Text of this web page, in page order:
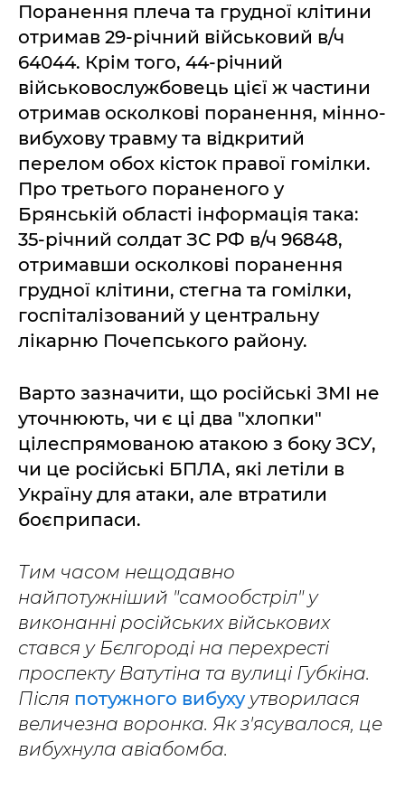
Поранення плеча та грудної клітини
отримав 29-річний військовий в/ч
64044. Крім того, 44-річний
військовослужбовець цієї ж частини
отримав осколкові поранення, мінно-
вибухову травму та відкритий
перелом обох кісток правої гомілки.
Про третього пораненого у
Брянській області інформація така:
35-річний солдат ЗС РФ в/ч 96848,
отримавши осколкові поранення
грудної клітини, стегна та гомілки,
госпіталізований у центральну
лікарню Почепського району.
Варто зазначити, що російські ЗМІ не
уточнюють, чи є ці два "хлопки"
цілеспрямованою атакою з боку ЗСУ,
чи це російські БПЛА, які летіли в
Україну для атаки, але втратили
боєприпаси.
Тим часом нещодавно
найпотужніший "самообстріл" у
виконанні російських військових
стався у Бєлгороді на перехресті
проспекту Ватутіна та вулиці Губкіна.
Після потужного вибухуутворилася
величезна воронка. Як з'ясувалося, це
вибухнула авіабомба.